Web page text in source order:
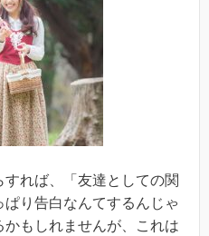
れば、「友達としての関
り告白なんてするんじゃ
もしれませんが、これは